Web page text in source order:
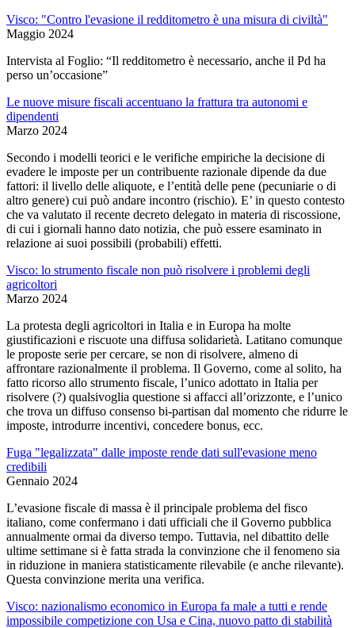
Visco: "Contro l'evasione il redditometro è una misura di civiltà"
Maggio 2024
Intervista al Foglio: “Il red­di­to­me­tro è neces­sa­rio, anche il Pd ha
perso un’occa­sione”
Le nuove misure fiscali accentuano la frattura tra autonomi e
dipendenti
Marzo 2024
Secondo i modelli teorici e le verifiche empiriche la decisione di
evadere le imposte per un contribuente razionale dipende da due
fattori: il livello delle aliquote, e l’entità delle pene (pecuniarie o di
altro genere) cui può andare incontro (rischio). E’ in questo contesto
che va valutato il recente decreto delegato in materia di riscossione,
di cui i giornali hanno dato notizia, che può essere esaminato in
relazione ai suoi possibili (probabili) effetti.
Visco: lo strumento fiscale non può risolvere i problemi degli
agricoltori
Marzo 2024
La protesta degli agricoltori in Italia e in Europa ha molte
giustificazioni e riscuote una diffusa solidarietà. Latitano comunque
le proposte serie per cercare, se non di risolvere, almeno di
affrontare razionalmente il problema. Il Governo, come al solito, ha
fatto ricorso allo strumento fiscale, l’unico adottato in Italia per
risolvere (?) qualsivoglia questione si affacci all’orizzonte, e l’unico
che trova un diffuso consenso bi-partisan dal momento che ridurre le
imposte, introdurre incentivi, concedere bonus, ecc.
Fuga "legalizzata" dalle imposte rende dati sull'evasione meno
credibili
Gennaio 2024
L’evasione fiscale di massa è il principale problema del fisco
italiano, come confermano i dati ufficiali che il Governo pubblica
annualmente ormai da diverso tempo. Tuttavia, nel dibattito delle
ultime settimane si è fatta strada la convinzione che il fenomeno sia
in riduzione in maniera statisticamente rilevabile (e anche rilevante).
Questa convinzione merita una verifica.
Visco: nazionalismo economico in Europa fa male a tutti e rende
impossibile competizione con Usa e Cina, nuovo patto di stabilità